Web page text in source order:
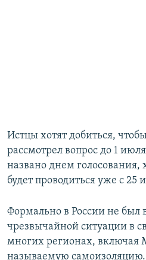
Истцы хотят добиться,
рассмотрел вопрос до 1
названо днем голосования,
будет проводиться уже с 25
Формально в России не был
чрезвычайной ситуации в
многих регионах, включая
называемую